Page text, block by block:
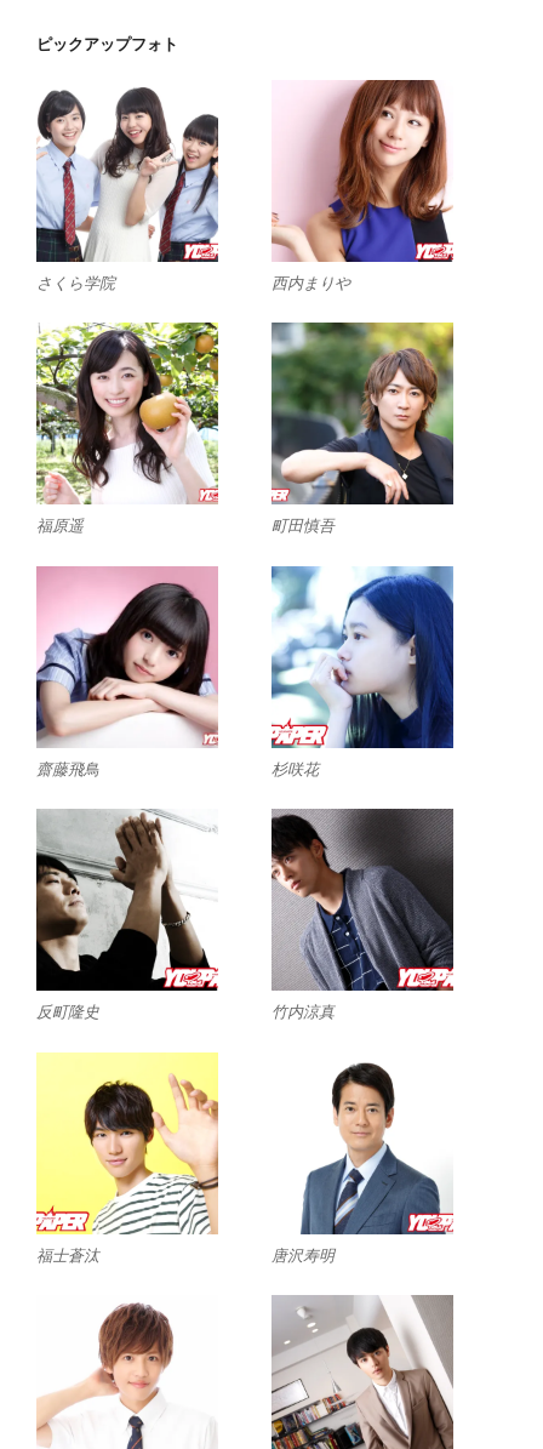
ピックアップフォト
さくら学院 西内まりや
福原遥 町田慎吾
齋藤飛鳥 杉咲花
反町隆史 竹内涼真
福士蒼汰 唐沢寿明